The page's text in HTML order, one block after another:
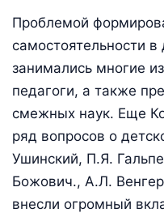
Проблемой
самостоятельности в
занимались многие
педагоги, а также
смежных наук. Еще
ряд вопросов о
Ушинский, П.Я.
Божович., А.Л.
внесли огромный